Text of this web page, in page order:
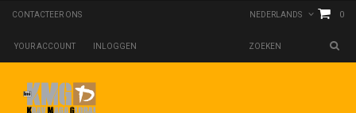
CONTACTEER ONS 0
NEDERLANDS
INLOGGEN
YOUR ACCOUNT